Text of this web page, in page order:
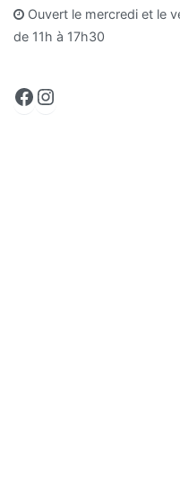
Ouvert le mercredi et le
de 11h à 17h30
Facebook